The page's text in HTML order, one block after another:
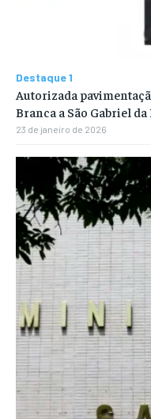
Destaque 1
Autorizada
Branca a São Gabriel da
23 de janeiro de 2026